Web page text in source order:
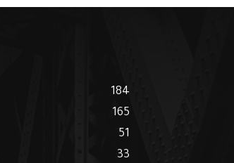
184
165
51
33